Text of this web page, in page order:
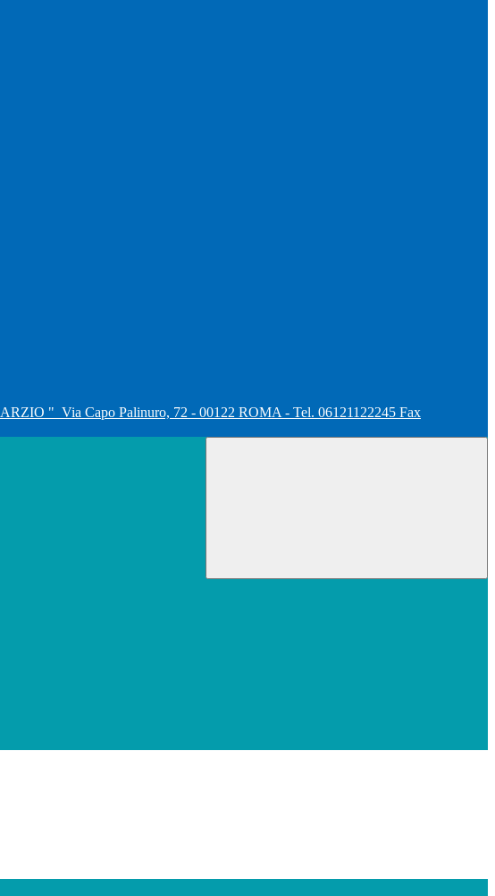
" Via Capo Palinuro, 72 - 00122 ROMA - Tel. 06121122245 Fax